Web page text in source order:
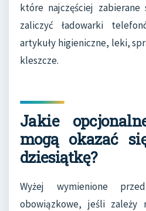
które najczęściej
zaliczyć ładowarki
artykuły higieniczne, leki,
kleszcze.
Jakie
mogą okazać
dziesiątkę?
Wyżej wymienione
obowiązkowe, jeśli zależy